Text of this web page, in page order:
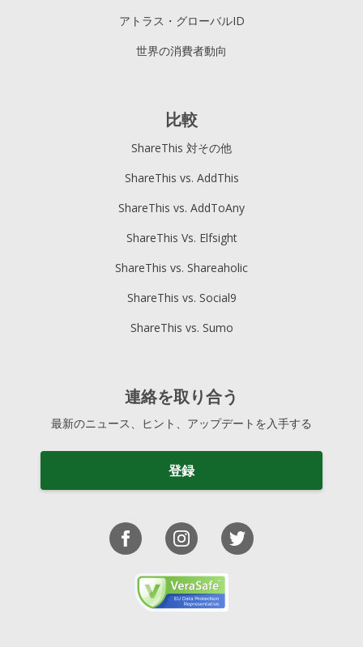
アトラス・グローバルID
世界の消費者動向
比較
ShareThis 対その他
ShareThis vs. AddThis
ShareThis vs. AddToAny
ShareThis Vs. Elfsight
ShareThis vs. Shareaholic
ShareThis vs. Social9
ShareThis vs. Sumo
連絡を取り合う
最新のニュース、ヒント、アップデートを入手する
登録